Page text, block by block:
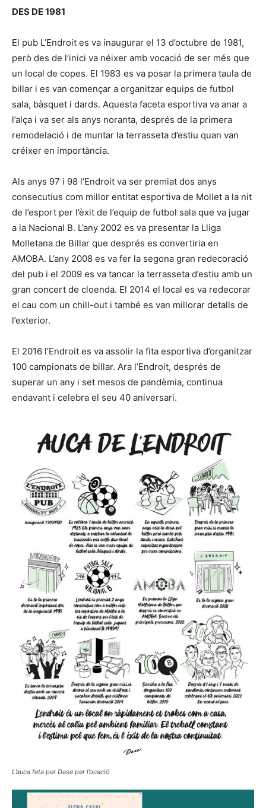
DES DE 1981
El pub L’Endroit es va inaugurar el 13 d’octubre de 1981,
però des de l’inici va néixer amb vocació de ser més que
un local de copes. El 1983 es va posar la primera taula de
billar i es van començar a organitzar equips de futbol
sala, bàsquet i dards. Aquesta faceta esportiva va anar a
l’alça i va ser als anys noranta, després de la primera
remodelació i de muntar la terrasseta d’estiu quan van
créixer en importància.
Als anys 97 i 98 l’Endroit va ser premiat dos anys
consecutius com millor entitat esportiva de Mollet a la nit
de l’esport per l’èxit de l’equip de futbol sala que va jugar
a la Nacional B. L’any 2002 es va presentar la Lliga
Molletana de Billar que després es convertiria en
AMOBA. L’any 2008 es va fer la segona gran redecoració
del pub i el 2009 es va tancar la terrasseta d’estiu amb un
gran concert de cloenda. El 2014 el local es va redecorar
el cau com un chill-out i també es van millorar detalls de
l’exterior.
El 2016 l’Endroit es va assolir la fita esportiva d’organitzar
100 campionats de billar. Ara l’Endroit, després de
superar un any i set mesos de pandèmia, continua
endavant i celebra el seu 40 aniversari.
L’auca feta per Dase per l’ocació